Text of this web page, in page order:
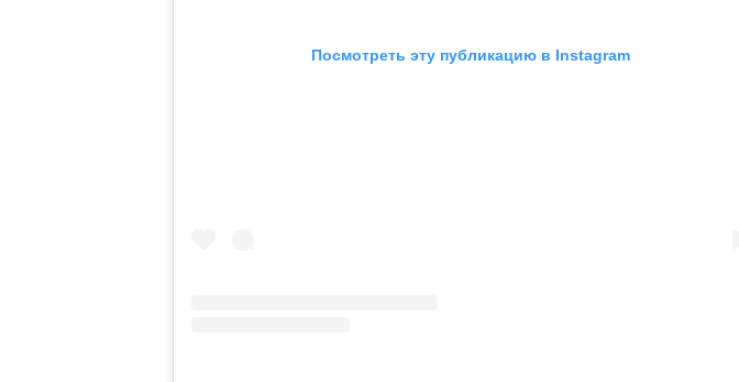
Посмотреть эту публикацию в Instagram